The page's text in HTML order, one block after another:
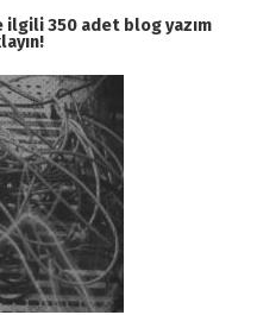
350 adet blog yazım